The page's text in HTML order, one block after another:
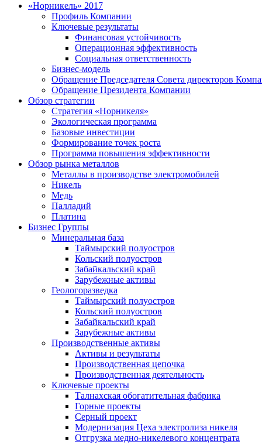
«Норникель» 2017
Профиль Компании
Ключевые результаты
Финансовая устойчивость
Операционная эффективность
Социальная ответственность
Бизнес-модель
Обращение Председателя Совета директоров
Обращение Президента Компании
Обзор стратегии
Стратегия «Норникеля»
Экологическая программа
Базовые инвестиции
Формирование точек роста
Программа повышения эффективности
Обзор рынка металлов
Металлы в производстве электромобилей
Никель
Медь
Палладий
Платина
Бизнес Группы
Минеральная база
Таймырский полуостров
Кольский полуостров
Забайкальский край
Зарубежные активы
Геологоразведка
Таймырский полуостров
Кольский полуостров
Забайкальский край
Зарубежные активы
Производственные активы
Активы и результаты
Производственная цепочка
Производственная деятельность
Ключевые проекты
Талнахская обогатительная фабрика
Горные проекты
Серный проект
Модернизация Цеха электролиза никеля
Отгрузка медно-никелевого концентрата